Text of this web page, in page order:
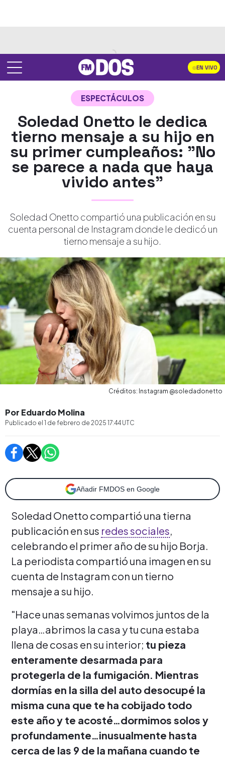
EN VIVO
ESPECTÁCULOS
Soledad Onetto le dedica
tierno mensaje a su hijo en
su primer cumpleaños: "No
se parece a nada que haya
vivido antes"
Soledad Onetto compartió una publicación en su
cuenta personal de Instagram donde le dedicó un
tierno mensaje a su hijo.
Créditos: Instagram @soledadonetto
Por Eduardo Molina
Publicado el 1 de febrero de 2025 17:44 UTC
Añadir FMDOS en Google
Soledad Onetto compartió una tierna
publicación en sus redes sociales,
celebrando el primer año de su hijo Borja.
La periodista compartió una imagen en su
cuenta de Instagram con un tierno
mensaje a su hijo.
"Hace unas semanas volvimos juntos de la
playa…abrimos la casa y tu cuna estaba
llena de cosas en su interior; tu pieza
enteramente desarmada para
protegerla de la fumigación. Mientras
dormías en la silla del auto desocupé la
misma cuna que te ha cobijado todo
este año y te acosté…dormimos solos y
profundamente…inusualmente hasta
cerca de las 9 de la mañana cuando te